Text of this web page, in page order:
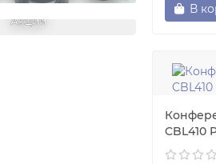
Акции
В
CBL410